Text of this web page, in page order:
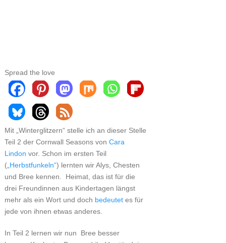
Spread the love
Mit „Winterglitzern“ stelle ich an dieser Stelle
Teil 2 der Cornwall Seasons von Cara
Lindon vor. Schon im ersten Teil
(„Herbstfunkeln“) lernten wir Alys, Chesten
und Bree kennen. Heimat, das ist für die
drei Freundinnen aus Kindertagen längst
mehr als ein Wort und doch bedeutetes für
jede von ihnen etwas anderes.
In Teil 2 lernen wir nun Bree besser